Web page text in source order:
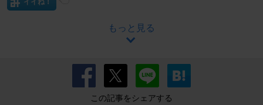
イイね！
もっと見る
この記事をシェアする